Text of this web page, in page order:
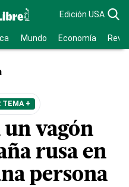
Edición USA
Mundo Economía
TEMA +
un vagón
rusa en
persona